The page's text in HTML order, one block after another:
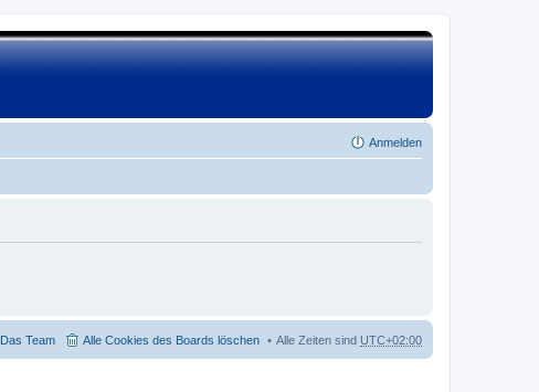
Anmelden
Alle Zeiten sind UTC+02:00
Alle Cookies des Boards löschen
Das Team